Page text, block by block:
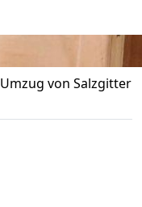
Umzug von Salzgitter